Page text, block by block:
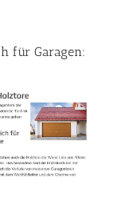
für Garagen: